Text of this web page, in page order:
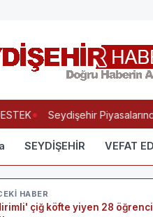
Seydişehir Piyasalarında
SEYDİŞEHİR VEFAT
HABER
çiğ köfte yiyen 28